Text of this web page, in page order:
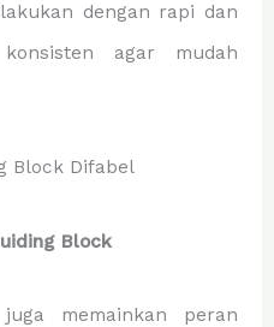
dengan rapi dan
agar mudah
Block
memainkan peran